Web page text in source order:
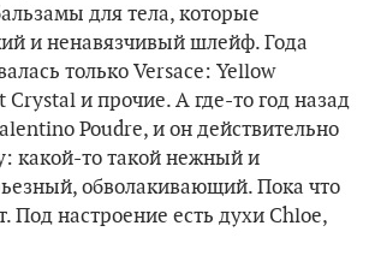
для тела, которые
и ненавязчивый шлейф. Года
только Versace: Yellow
и прочие. А где-то год назад
Poudre, и он действительно
какой-то такой нежный и
обволакивающий. Пока что
Под настроение есть духи Chloe,